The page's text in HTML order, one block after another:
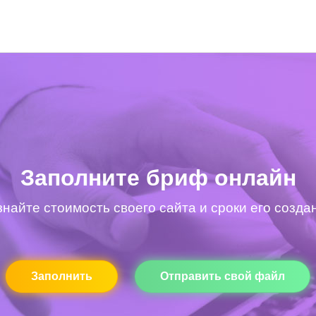
Заполните бриф онлайн
стоимость своего сайта и сроки его
Заполнить Отправить свой файл